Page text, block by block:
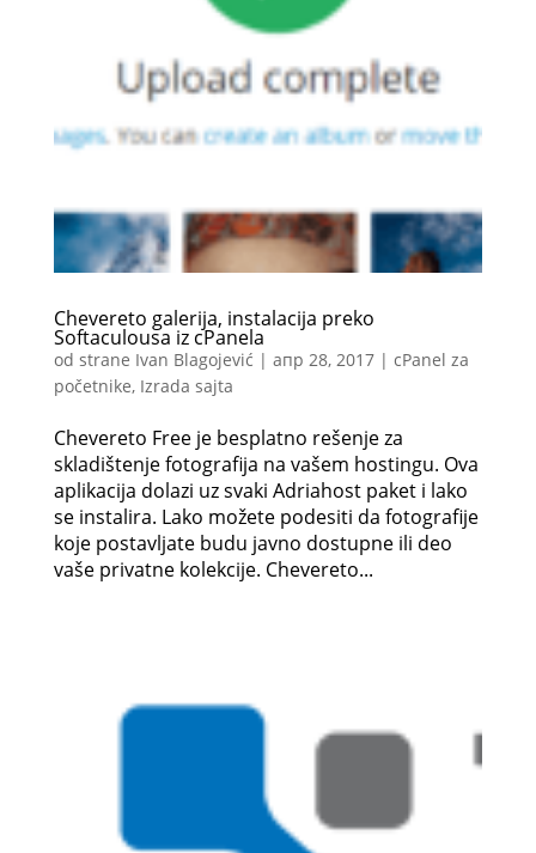
Chevereto galerija, instalacija preko
Softaculousa iz cPanela
od strane Ivan Blagojević | апр 28, 2017| cPanel za
početnike, Izrada sajta
Chevereto Free je besplatno rešenje za
skladištenje fotografija na vašem hostingu. Ova
aplikacija dolazi uz svaki Adriahost paket i lako
se instalira. Lako možete podesiti da fotografije
koje postavljate budu javno dostupne ili deo
vaše privatne kolekcije. Chevereto...